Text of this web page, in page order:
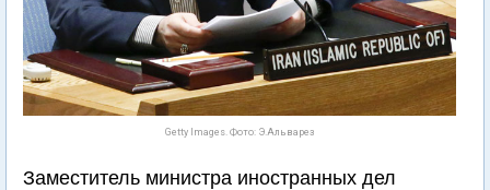
Getty Images. Фото: Э.Альварез
Заместитель министра иностранных дел